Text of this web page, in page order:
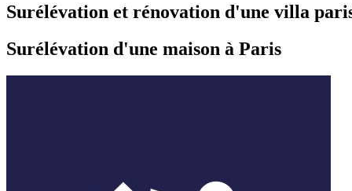
Surélévation et rénovation d'une villa
Surélévation d'une maison à Paris